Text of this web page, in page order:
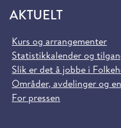
AKTUELT
Kurs og arrangementer
Statistikkalender og
Slik er det å jobbe i
Områder, avdelinger og
For pressen